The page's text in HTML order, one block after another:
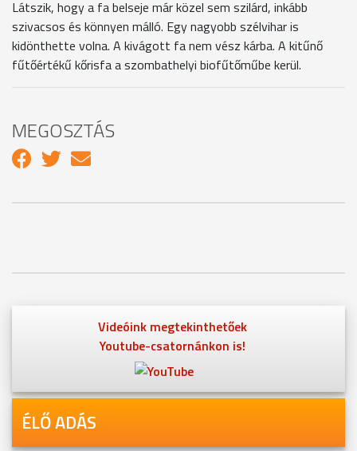
Látszik, hogy a fa belseje már közel sem szilárd, inkább
szivacsos és könnyen málló. Egy nagyobb szélvihar is
kidönthette volna. A kivágott fa nem vész kárba. A kitűnő
fűtőértékű kőrisfa a szombathelyi biofűtőműbe kerül.
MEGOSZTÁS
Videóink megtekinthetőek
Youtube-csatornánkon is!
ÉLŐ ADÁS